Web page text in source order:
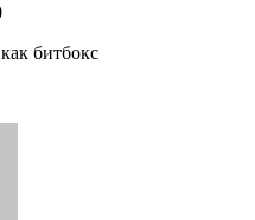
битбокс